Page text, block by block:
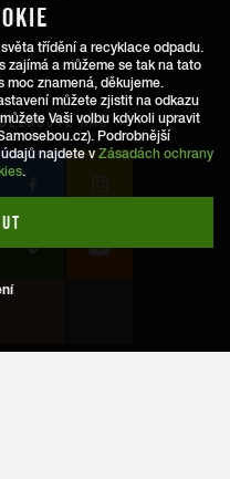
Trasy
SLEDUJTE NÁS
třídění a recyklace odpadu.
zajímá a můžeme se tak na tato
moc znamená, děkujeme.
můžete zjistit na odkazu
Vaši volbu kdykoli upravit
Podrobnější
najdete vZásadách ochrany
.